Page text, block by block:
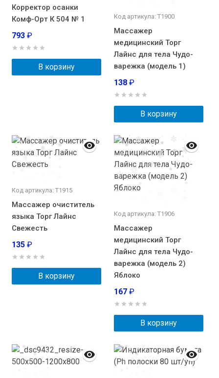
Корректор осанки
Комф-Орт К 504 № 1
793 ₽
В корзину
Код артикула: Т1900
Массажер
медицинский Торг
Лайнс для тела Чудо-
варежка (модель 1)
138 ₽
В корзину
Код артикула: Т1915
Массажер очиститель
языка Торг Лайнс
Свежесть
135 ₽
В корзину
Код артикула: Т1906
Массажер
медицинский Торг
Лайнс для тела Чудо-
варежка (модель 2)
Яблоко
167 ₽
В корзину